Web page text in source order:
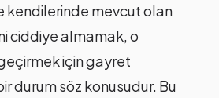
kendilerinde mevcut olan
ciddiye almamak, o
için gayret
durum söz konusudur. Bu